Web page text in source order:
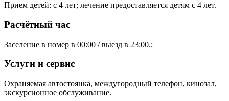
Прием детей: с 4 лет; лечение предоставляется детям с 4 лет.
Расчётный час
Заселение в номер в 00:00 / выезд в 23:00.;
Услуги и сервис
Охраняемая автостоянка, междугородный телефон, кинозал,
экскурсионное обслуживание.